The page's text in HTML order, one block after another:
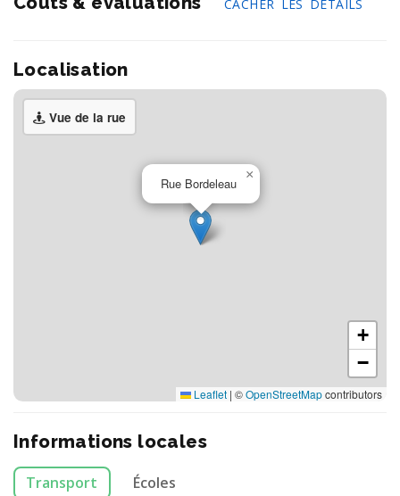
CACHER LES DÉTAILS
Localisation
Vue de la rue
Rue Bordeleau
×
+
−
Leaflet | ©OpenStreetMapcontributors
Informations locales
Transport Écoles